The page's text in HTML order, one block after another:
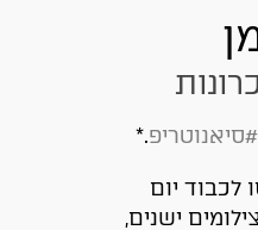
#סיאנוטריפ.*
לכבוד יום
ישנים,